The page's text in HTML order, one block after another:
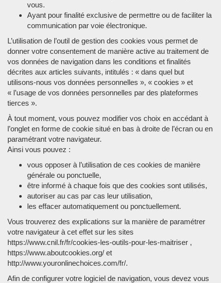
vous.
Ayant pour finalité exclusive de permettre ou de faciliter la
communication par voie électronique.
L’utilisation de l’outil de gestion des cookies vous permet de
donner votre consentement de manière active au traitement de
vos données de navigation dans les conditions et finalités
décrites aux articles suivants, intitulés : « dans quel but
utilisons-nous vos données personnelles », « cookies » et
« l’usage de vos données personnelles par des plateformes
tierces ».
À tout moment, vous pouvez modifier vos choix en accédant à
l’onglet en forme de cookie situé en bas à droite de l’écran ou en
paramétrant votre navigateur.
Ainsi vous pouvez :
vous opposer à l’utilisation de ces cookies de manière
générale ou ponctuelle,
être informé à chaque fois que des cookies sont utilisés,
autoriser au cas par cas leur utilisation,
les effacer automatiquement ou ponctuellement.
Vous trouverez des explications sur la manière de paramétrer
votre navigateur à cet effet sur les sites
https://www.cnil.fr/fr/cookies-les-outils-pour-les-maitriser ,
https://www.aboutcookies.org/ et
http://www.youronlinechoices.com/fr/.
Afin de configurer votre logiciel de navigation, vous devez vous